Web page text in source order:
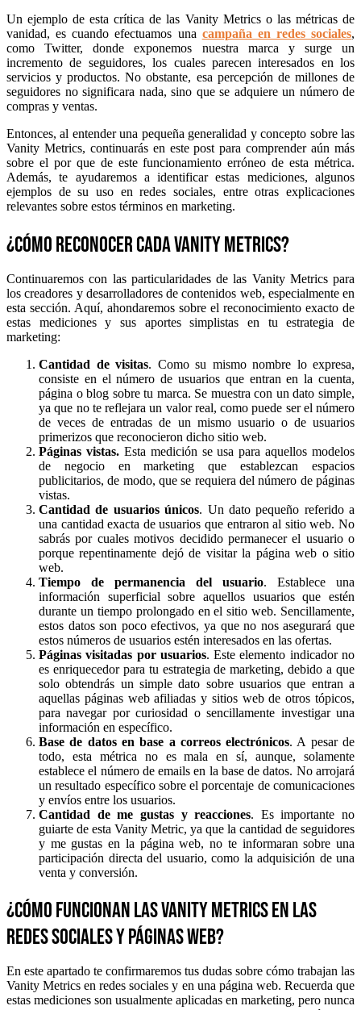
Un ejemplo de esta crítica de las Vanity Metrics o las métricas de
vanidad, es cuando efectuamos una campaña en redes sociales,
como Twitter, donde exponemos nuestra marca y surge un
incremento de seguidores, los cuales parecen interesados en los
servicios y productos. No obstante, esa percepción de millones de
seguidores no significara nada, sino que se adquiere un número de
compras y ventas.
Entonces, al entender una pequeña generalidad y concepto sobre las
Vanity Metrics, continuarás en este post para comprender aún más
sobre el por que de este funcionamiento erróneo de esta métrica.
Además, te ayudaremos a identificar estas mediciones, algunos
ejemplos de su uso en redes sociales, entre otras explicaciones
relevantes sobre estos términos en marketing.
¿Cómo reconocer cada Vanity Metrics?
Continuaremos con las particularidades de las Vanity Metrics para
los creadores y desarrolladores de contenidos web, especialmente en
esta sección. Aquí, ahondaremos sobre el reconocimiento exacto de
estas mediciones y sus aportes simplistas en tu estrategia de
marketing:
Cantidad de visitas. Como su mismo nombre lo expresa,
consiste en el número de usuarios que entran en la cuenta,
página o blog sobre tu marca. Se muestra con un dato simple,
ya que no te reflejara un valor real, como puede ser el número
de veces de entradas de un mismo usuario o de usuarios
primerizos que reconocieron dicho sitio web.
Páginas vistas.Esta medición se usa para aquellos modelos
de negocio en marketing que establezcan espacios
publicitarios, de modo, que se requiera del número de páginas
vistas.
Cantidad de usuarios únicos. Un dato pequeño referido a
una cantidad exacta de usuarios que entraron al sitio web. No
sabrás por cuales motivos decidido permanecer el usuario o
porque repentinamente dejó de visitar la página web o sitio
web.
Tiempo de permanencia del usuario. Establece una
información superficial sobre aquellos usuarios que estén
durante un tiempo prolongado en el sitio web. Sencillamente,
estos datos son poco efectivos, ya que no nos asegurará que
estos números de usuarios estén interesados en las ofertas.
Páginas visitadas por usuarios. Este elemento indicador no
es enriquecedor para tu estrategia de marketing, debido a que
solo obtendrás un simple dato sobre usuarios que entran a
aquellas páginas web afiliadas y sitios web de otros tópicos,
para navegar por curiosidad o sencillamente investigar una
información en específico.
Base de datos en base a correos electrónicos. A pesar de
todo, esta métrica no es mala en sí, aunque, solamente
establece el número de emails en la base de datos. No arrojará
un resultado específico sobre el porcentaje de comunicaciones
y envíos entre los usuarios.
Cantidad de me gustas y reacciones. Es importante no
guiarte de esta Vanity Metric, ya que la cantidad de seguidores
y me gustas en la página web, no te informaran sobre una
participación directa del usuario, como la adquisición de una
venta y conversión.
¿Cómo funcionan las Vanity Metrics en las
redes sociales y páginas web?
En este apartado te confirmaremos tus dudas sobre cómo trabajan las
Vanity Metrics en redes sociales y en una página web. Recuerda que
estas mediciones son usualmente aplicadas en marketing, pero nunca